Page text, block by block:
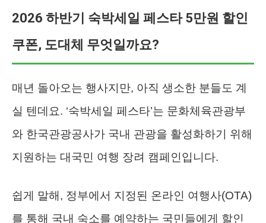
2026 하반기 숙박세일 페스타 5만원 할인
쿠폰, 도대체 무엇일까요?
매년 돌아오는 행사지만, 아직 생소한 분들도 계
실 텐데요. ‘숙박세일 페스타’는 문화체육관광부
와 한국관광공사가 국내 관광을 활성화하기 위해
지원하는 대국민 여행 장려 캠페인입니다.
쉽게 말해, 정부에서 지정된 온라인 여행사(OTA)
를 통해 국내 숙소를 예약하는 국민들에게 할인